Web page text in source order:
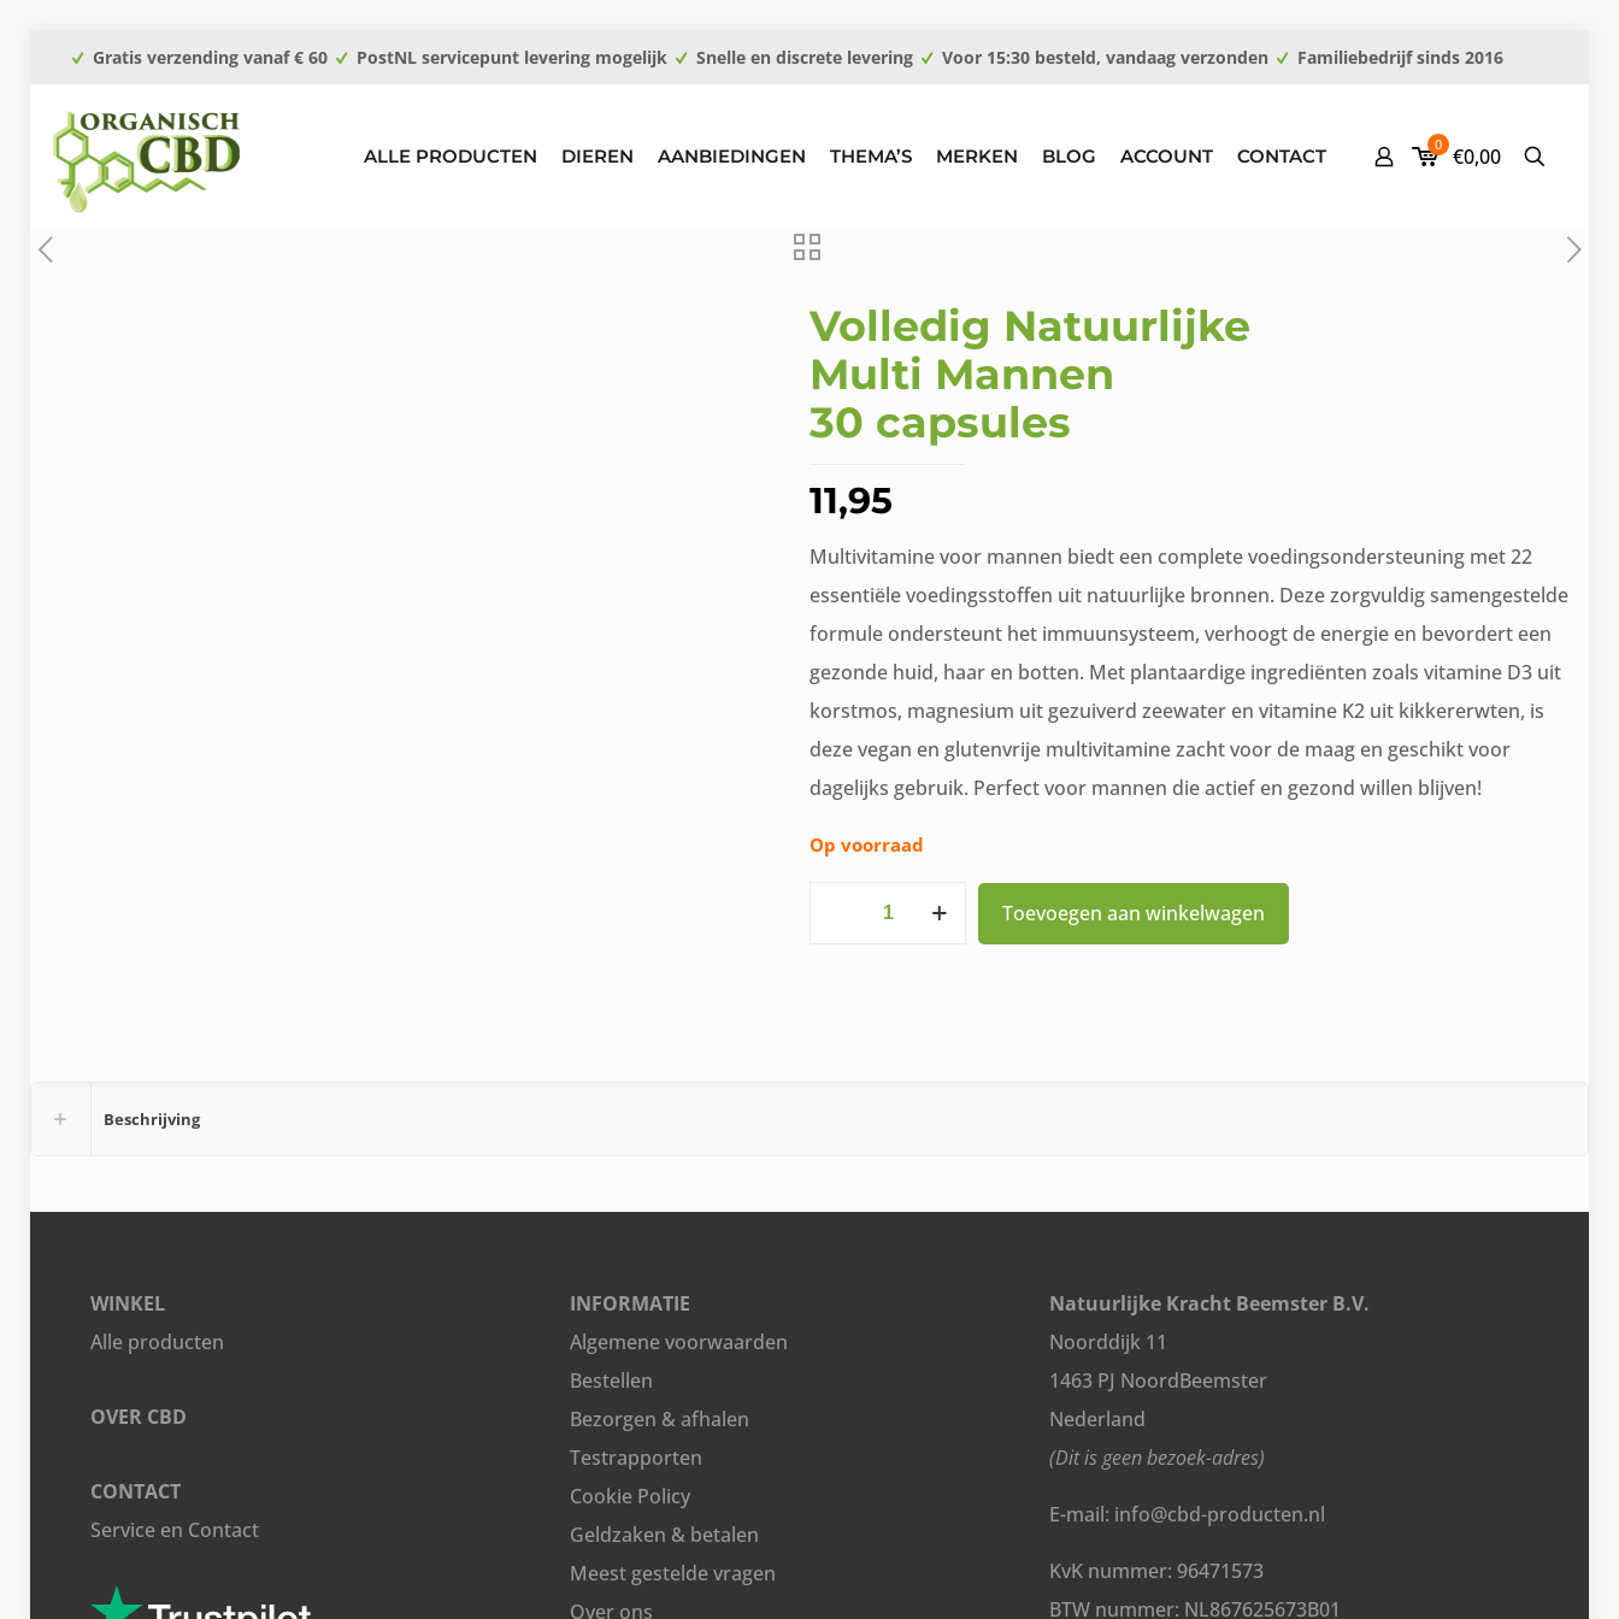
Gratis verzending vanaf € 60 PostNL servicepunt levering mogelijk Snelle en discrete levering Voor 15:30 besteld, vandaag verzonden Familiebedrijf sinds 2016
ALLE PRODUCTEN DIEREN AANBIEDINGEN THEMA’S MERKEN BLOG ACCOUNT CONTACT
0 €0,00
Volledig Natuurlijke
Multi Mannen
30 capsules
11,95
Multivitamine voor mannen biedt een complete voedingsondersteuning met 22
essentiële voedingsstoffen uit natuurlijke bronnen. Deze zorgvuldig samengestelde
formule ondersteunt het immuunsysteem, verhoogt de energie en bevordert een
gezonde huid, haar en botten. Met plantaardige ingrediënten zoals vitamine D3 uit
korstmos, magnesium uit gezuiverd zeewater en vitamine K2 uit kikkererwten, is
deze vegan en glutenvrije multivitamine zacht voor de maag en geschikt voor
dagelijks gebruik. Perfect voor mannen die actief en gezond willen blijven!
Op voorraad
Toevoegen aan winkelwagen
Beschrijving
WINKEL
Alle producten
OVER CBD
CONTACT
Service en Contact
INFORMATIE
Algemene voorwaarden
Bestellen
Bezorgen & afhalen
Testrapporten
Cookie Policy
Geldzaken & betalen
Meest gestelde vragen
Over ons
Natuurlijke Kracht Beemster B.V.
Noorddijk 11
1463 PJ NoordBeemster
Nederland
(Dit is geen bezoek-adres)
E-mail: info@cbd-producten.nl
KvK nummer: 96471573
BTW nummer: NL867625673B01